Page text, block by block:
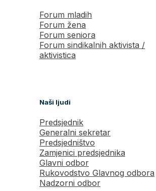
Forum mladih
Forum žena
Forum seniora
Forum sindikalnih aktivista /
aktivistica
Naši ljudi
Predsjednik
Generalni sekretar
Predsjedništvo
Zamjenici predsjednika
Glavni odbor
Rukovodstvo Glavnog odbora
Nadzorni odbor